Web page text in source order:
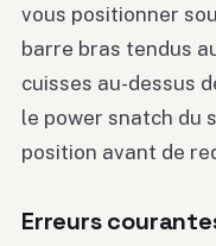
vous positionner
barre bras tendus
cuisses au-dessus
le power snatch du
position avant de
Erreurs